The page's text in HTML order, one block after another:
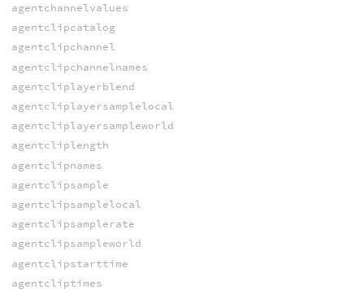
agentchannelvalues
agentclipcatalog
agentclipchannel
agentclipchannelnames
agentcliplayerblend
agentcliplayersamplelocal
agentcliplayersampleworld
agentcliplength
agentclipnames
agentclipsample
agentclipsamplelocal
agentclipsamplerate
agentclipsampleworld
agentclipstarttime
agentcliptimes